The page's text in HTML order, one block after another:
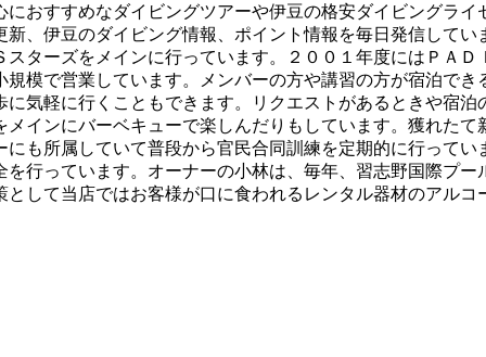
おすすめなダイビングツアーや伊豆の格安ダイビングラ
、伊豆のダイビング情報、ポイント情報を毎日発信して
ターズをメインに行っています。２００１年度にはＰＡ
模で営業しています。メンバーの方や講習の方が宿泊で
気軽に行くこともできます。リクエストがあるときや宿
インにバーベキューで楽しんだりもしています。獲れた
も所属していて普段から官民合同訓練を定期的に行って
行っています。オーナーの小林は、毎年、習志野国際プ
して当店ではお客様が口に食われるレンタル器材のアルコ